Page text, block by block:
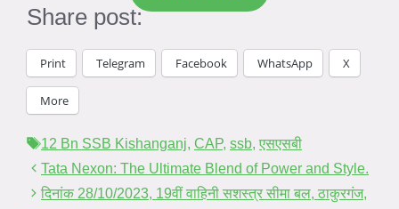
Share post:
Print Telegram Facebook WhatsApp X
More
Tags
12 Bn SSB Kishanganj, CAP, ssb, एसएसबी
Tata Nexon: The Ultimate Blend of Power and Style.
दिनांक 28/10/2023, 19वीं वाहिनी सशस्त्र सीमा बल, ठाकुरगंज,